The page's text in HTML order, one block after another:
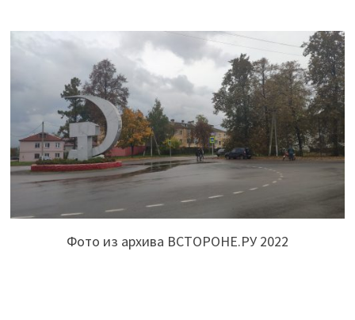
Фото из архива ВСТОРОНЕ.РУ 2022